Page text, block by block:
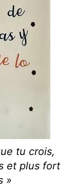
tu crois,
et plus fort
»